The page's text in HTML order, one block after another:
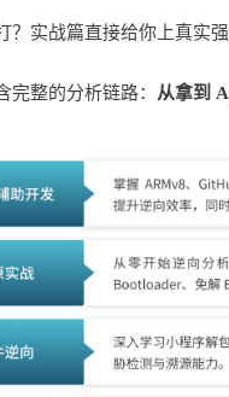
？实战篇直接给你上真实强
完整的分析链路： 从拿到